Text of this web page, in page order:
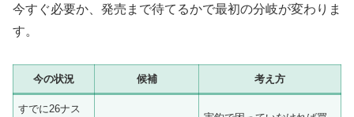
今すぐ必要か、発売まで待てるかで最初の分岐が変わりま
す。
今の状況 候補 考え方
すでに26ナス